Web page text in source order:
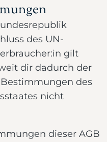
des UN-
gilt
dir dadurch der
des
nicht
dieser AGB